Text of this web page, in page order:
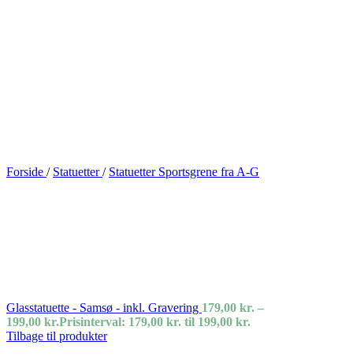
Forside / Statuetter/ Statuetter Sportsgrene fra A-G
Glasstatuette - Samsø - inkl. Gravering 179,00 kr. –
199,00 kr.Prisinterval: 179,00 kr. til 199,00 kr.
Tilbage til produkter